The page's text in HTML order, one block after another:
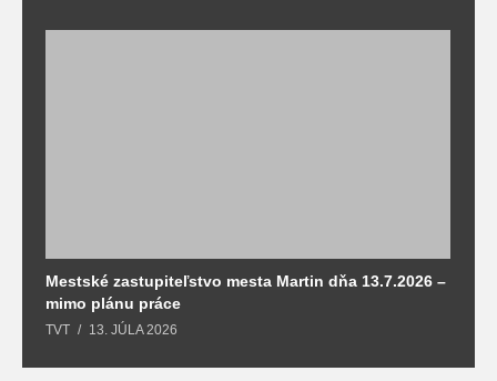
Mestské zastupiteľstvo mesta Martin dňa 13.7.2026 –
mimo plánu práce
TVT 13. JÚLA 2026